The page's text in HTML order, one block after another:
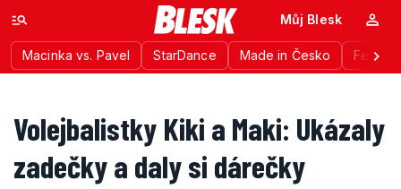
Macinka vs. Pavel StarDance Made in Česko
Můj Blesk
Volejbalistky Kiki a Maki: Ukázaly
zadečky a daly si dárečky